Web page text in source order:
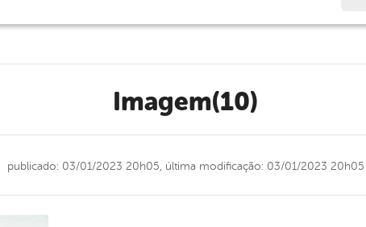
Imagem(10)
publicado: 03/01/2023 20h05, última modificação: 03/01/2023 20h05